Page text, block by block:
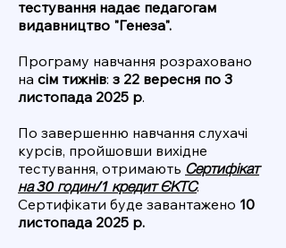
тестування надає педагогам
видавництво "Генеза".
Програму навчання розраховано
на сім тижнів: з 22 вересня по 3
листопада 2025 р.
По завершенню навчання слухачі
курсів, пройшовши вихідне
тестування, отримають Сертифікат
на 30 годин/1 кредит ЄКТС.
Сертифікати буде завантажено 10
листопада 2025 р.